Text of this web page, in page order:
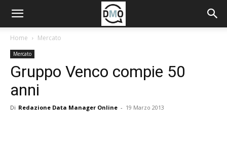
Home Mercato
Mercato
Gruppo Venco compie 50
anni
Di Redazione Data Manager Online - 19 Marzo 2013